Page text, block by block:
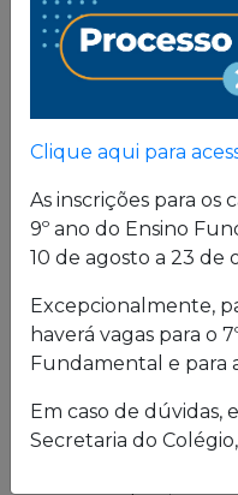
formação, pautada
consistente
O Colégio oferece
atender a seus
Laboratórios de
de leitura e de
auditórios;
Clique aqui para
As inscrições para os
9º ano do Ensino
10 de agosto a 23 de
Excepcionalmente,
haverá vagas para o
Fundamental e para
Em caso de dúvidas,
Secretaria do